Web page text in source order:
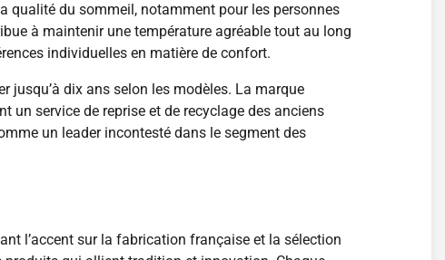
qualité du sommeil, notamment pour les personnes
à maintenir une température agréable tout au long
individuelles en matière de confort.
jusqu’à dix ans selon les modèles. La marque
un service de reprise et de recyclage des anciens
un leader incontesté dans le segment des
l’accent sur la fabrication française et la sélection